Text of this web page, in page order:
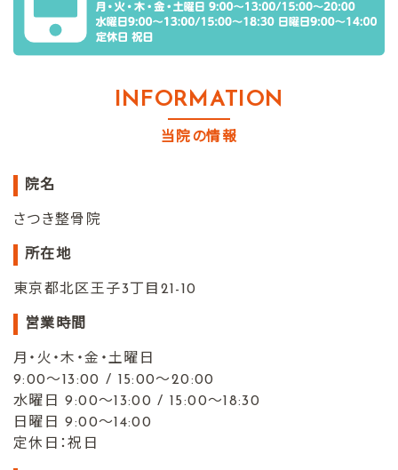
INFORMATION
当院の情報
院名
さつき整骨院
所在地
東京都北区王子3丁目21-10
営業時間
月・火・木・金・土曜日
9:00〜13:00 / 15:00〜20:00
水曜日 9:00〜13:00 / 15:00〜18:30
日曜日 9:00〜14:00
定休日：祝日